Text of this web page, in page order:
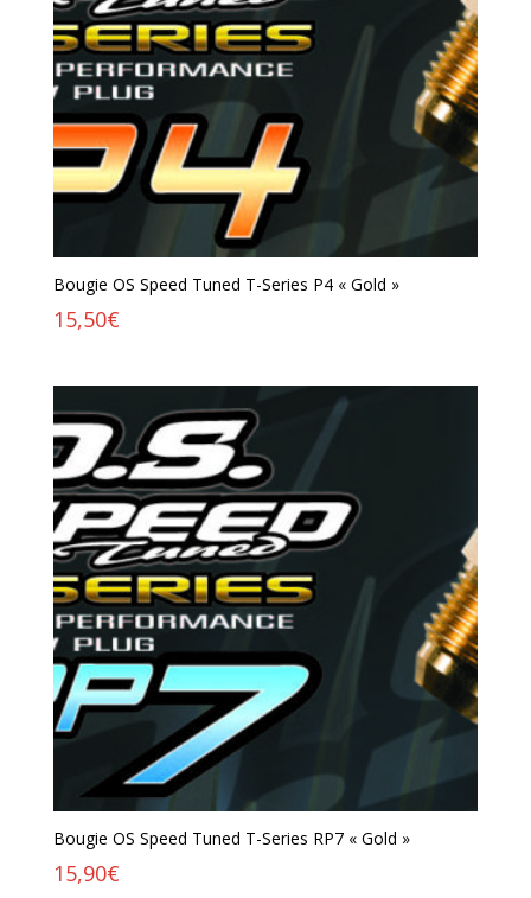
Bougie OS Speed Tuned T-Series P4 « Gold »
15,50€
Bougie OS Speed Tuned T-Series RP7 « Gold »
15,90€